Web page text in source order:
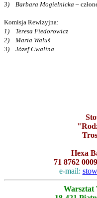
3) Barbara Mogielnicka –
Komisja Rewizyjna:
1) Teresa Fiedorowicz
2) Maria Waluś
3) Józef Cwalina
Hexa
71 8762
e-mail:
Warsztat